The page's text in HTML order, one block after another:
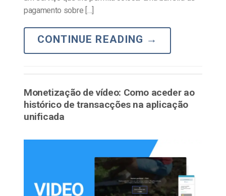
pagamento sobre […]
CONTINUE READING →
Monetização de vídeo: Como aceder ao
histórico de transacções na aplicação
unificada